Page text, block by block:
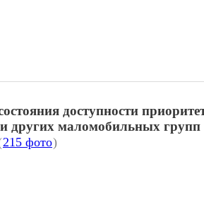
доступности
других маломобильных групп
215 фото)